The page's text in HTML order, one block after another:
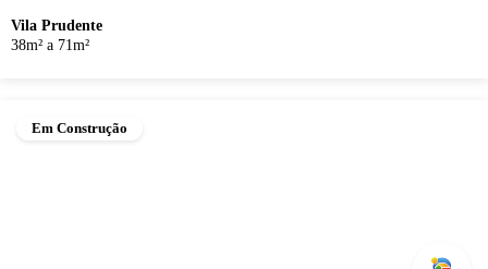
Vila Prudente
38m² a 71m²
Em Construção